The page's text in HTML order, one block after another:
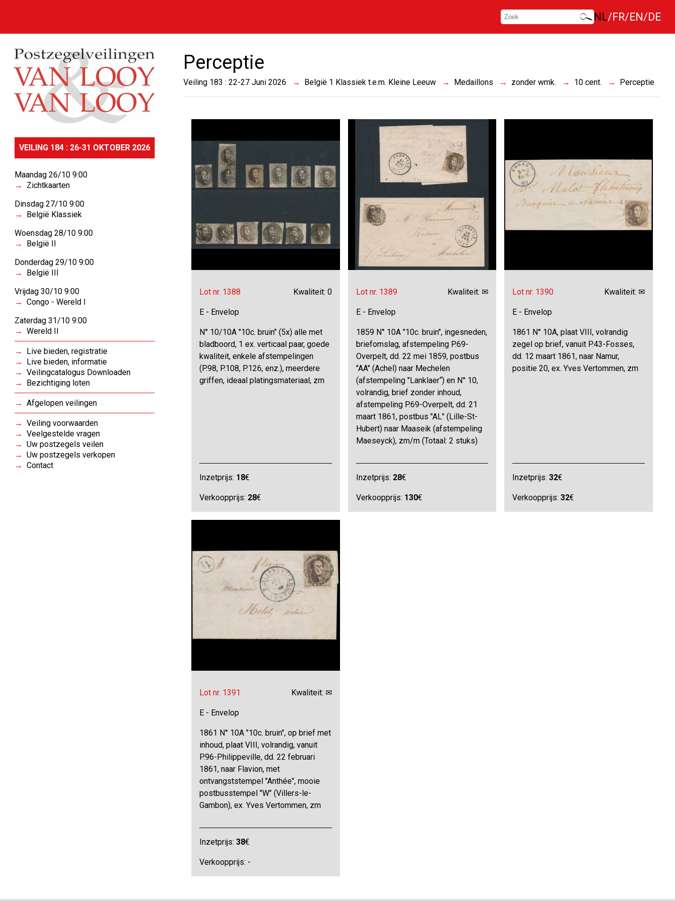
NL FR EN DE
VEILING 184 : 26-31 OKTOBER 2026
Maandag 26/10 9:00
Zichtkaarten
Dinsdag 27/10 9:00
België Klassiek
Woensdag 28/10 9:00
België II
Donderdag 29/10 9:00
België III
Vrijdag 30/10 9:00
Congo - Wereld I
Zaterdag 31/10 9:00
Wereld II
Live bieden, registratie
Live bieden, informatie
Veilingcatalogus Downloaden
Bezichtiging loten
Afgelopen veilingen
Veiling voorwaarden
Veelgestelde vragen
Uw postzegels veilen
Uw postzegels verkopen
Contact
Perceptie
Veiling 183 : 22-27 Juni 2026 België 1 Klassiek t.e.m. Kleine Leeuw Medaillons zonder wmk. 10 cent. Perceptie
Lot nr. 1388 Kwaliteit: 0
E - Envelop
N° 10/10A "10c. bruin" (5x) alle met
bladboord, 1 ex. verticaal paar, goede
kwaliteit, enkele afstempelingen
(P.98, P.108, P.126, enz.), meerdere
griffen, ideaal platingsmateriaal, zm
Inzetprijs: 18€
Verkoopprijs: 28€
Lot nr. 1389 Kwaliteit: ✉
E - Envelop
1859 N° 10A "10c. bruin", ingesneden,
briefomslag, afstempeling P.69-
Overpelt, dd. 22 mei 1859, postbus
"AA" (Achel) naar Mechelen
(afstempeling "Lanklaer“) en N° 10,
volrandig, brief zonder inhoud,
afstempeling P.69-Overpelt, dd. 21
maart 1861, postbus "AL" (Lille-St-
Hubert) naar Maaseik (afstempeling
Maeseyck), zm/m (Totaal: 2 stuks)
Inzetprijs: 28€
Verkoopprijs: 130€
Lot nr. 1390 Kwaliteit: ✉
E - Envelop
1861 N° 10A, plaat VIII, volrandig
zegel op brief, vanuit P.43-Fosses,
dd. 12 maart 1861, naar Namur,
positie 20, ex. Yves Vertommen, zm
Inzetprijs:32€
Verkoopprijs:32€
Lot nr. 1391 Kwaliteit: ✉
E - Envelop
1861 N° 10A "10c. bruin", op brief met
inhoud, plaat VIII, volrandig, vanuit
P.96-Philippeville, dd. 22 februari
1861, naar Flavion, met
ontvangststempel "Anthée", mooie
postbusstempel "W" (Villers-le-
Gambon), ex. Yves Vertommen, zm
Inzetprijs:38€
Verkoopprijs: -